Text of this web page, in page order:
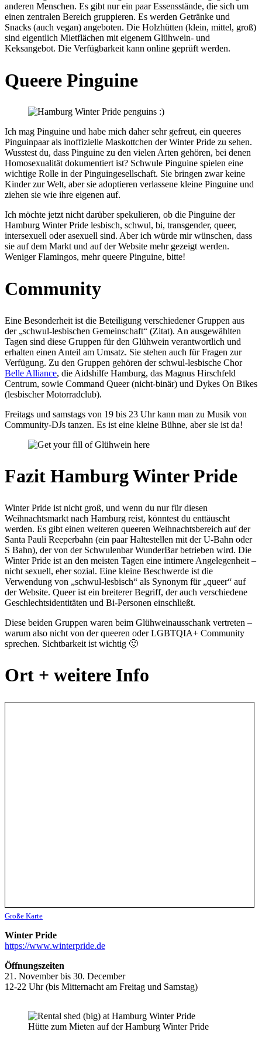
anderen Menschen. Es gibt nur ein paar Essensstände, die sich um
einen zentralen Bereich gruppieren. Es werden Getränke und
Snacks (auch vegan) angeboten. Die Holzhütten (klein, mittel, groß)
sind eigentlich Mietflächen mit eigenem Glühwein- und
Keksangebot. Die Verfügbarkeit kann online geprüft werden.
Queere Pinguine
Ich mag Pinguine und habe mich daher sehr gefreut, ein queeres
Pinguinpaar als inoffizielle Maskottchen der Winter Pride zu sehen.
Wusstest du, dass Pinguine zu den vielen Arten gehören, bei denen
Homosexualität dokumentiert ist? Schwule Pinguine spielen eine
wichtige Rolle in der Pinguingesellschaft. Sie bringen zwar keine
Kinder zur Welt, aber sie adoptieren verlassene kleine Pinguine und
ziehen sie wie ihre eigenen auf.
Ich möchte jetzt nicht darüber spekulieren, ob die Pinguine der
Hamburg Winter Pride lesbisch, schwul, bi, transgender, queer,
intersexuell oder asexuell sind. Aber ich würde mir wünschen, dass
sie auf dem Markt und auf der Website mehr gezeigt werden.
Weniger Flamingos, mehr queere Pinguine, bitte!
Community
Eine Besonderheit ist die Beteiligung verschiedener Gruppen aus
der „schwul-lesbischen Gemeinschaft“ (Zitat). An ausgewählten
Tagen sind diese Gruppen für den Glühwein verantwortlich und
erhalten einen Anteil am Umsatz. Sie stehen auch für Fragen zur
Verfügung. Zu den Gruppen gehören der schwul-lesbische Chor
Belle Alliance, die Aidshilfe Hamburg, das Magnus Hirschfeld
Centrum, sowie Command Queer (nicht-binär) und Dykes On Bikes
(lesbischer Motorradclub).
Freitags und samstags von 19 bis 23 Uhr kann man zu Musik von
Community-DJs tanzen. Es ist eine kleine Bühne, aber sie ist da!
Fazit Hamburg Winter Pride
Winter Pride ist nicht groß, und wenn du nur für diesen
Weihnachtsmarkt nach Hamburg reist, könntest du enttäuscht
werden. Es gibt einen weiteren queeren Weihnachtsbereich auf der
Santa Pauli Reeperbahn (ein paar Haltestellen mit der U-Bahn oder
S Bahn), der von der Schwulenbar WunderBar betrieben wird. Die
Winter Pride ist an den meisten Tagen eine intimere Angelegenheit –
nicht sexuell, eher sozial. Eine kleine Beschwerde ist die
Verwendung von „schwul-lesbisch“ als Synonym für „queer“ auf
der Website. Queer ist ein breiterer Begriff, der auch verschiedene
Geschlechtsidentitäten und Bi-Personen einschließt.
Diese beiden Gruppen waren beim Glühweinausschank vertreten –
warum also nicht von der queeren oder LGBTQIA+ Community
sprechen. Sichtbarkeit ist wichtig 🙂
Ort + weitere Info
Große Karte
Winter Pride
https://www.winterpride.de
Öffnungszeiten
21. November bis 30. December
12-22 Uhr (bis Mitternacht am Freitag und Samstag)
Hütte zum Mieten auf der Hamburg Winter Pride